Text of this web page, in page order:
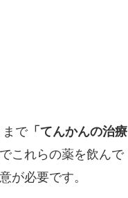
で「てんかんの治療
これらの薬を飲んで
が必要です。